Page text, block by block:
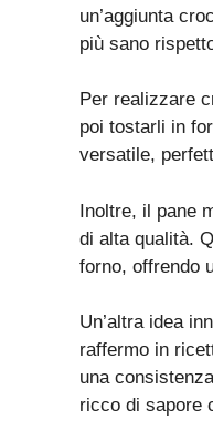
un’aggiunta
più sano
Per realizzare
poi tostarli in
versatile,
Inoltre, il pane
di alta qualità.
forno, offrendo
Un’altra idea
raffermo in
una
ricco di sapore